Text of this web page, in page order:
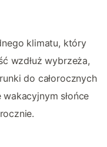
klimatu, który
wzdłuż wybrzeża,
do całorocznych
słońce